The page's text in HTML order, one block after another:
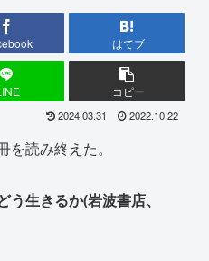
はてブ
コピー
2024.03.31 2022.10.22
読み終えた。
生きるか(岩波書店、